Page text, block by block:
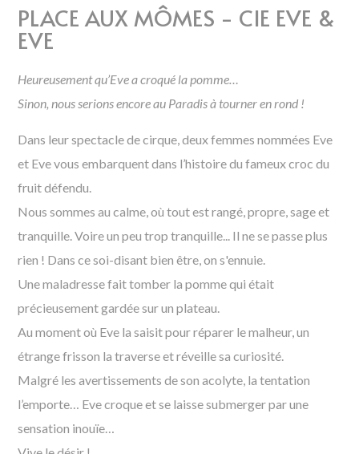
PLACE AUX MÔMES - CIE EVE &
EVE
Heureusement qu’Eve a croqué la pomme…
Sinon, nous serions encore au Paradis à tourner en rond !
Dans leur spectacle de cirque, deux femmes nommées Eve
et Eve vous embarquent dans l’histoire du fameux croc du
fruit défendu.
Nous sommes au calme, où tout est rangé, propre, sage et
tranquille. Voire un peu trop tranquille... Il ne se passe plus
rien ! Dans ce soi-disant bien être, on s'ennuie.
Une maladresse fait tomber la pomme qui était
précieusement gardée sur un plateau.
Au moment où Eve la saisit pour réparer le malheur, un
étrange frisson la traverse et réveille sa curiosité.
Malgré les avertissements de son acolyte, la tentation
l’emporte… Eve croque et se laisse submerger par une
sensation inouïe…